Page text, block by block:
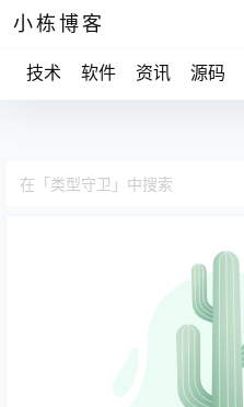
小栋博客
技术 软件 资讯 源码